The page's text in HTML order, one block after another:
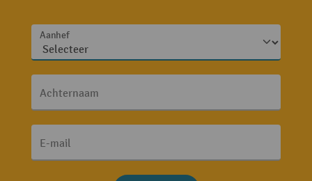
Aanhef
Achternaam
E-mail